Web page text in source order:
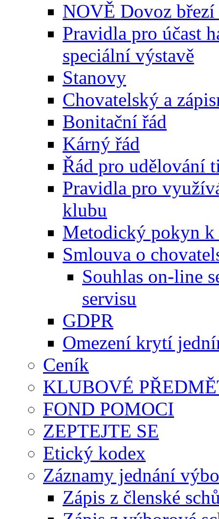
NOVĚ Dovoz
Pravidla pro účast
speciální výstavě
Stanovy
Chovatelský a
Bonitační řád
Kárný řád
Řád pro udělování
Pravidla pro
klubu
Metodický pokyn k
Smlouva o
Souhlas on-line
servisu
GDPR
Omezení krytí
Ceník
KLUBOVÉ
FOND POMOCI
ZEPTEJTE SE
Etický kodex
Záznamy jednání
Zápis z členské